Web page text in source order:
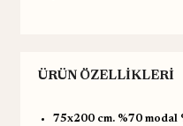
ÜRÜN ÖZELLIKLERI
75x200 cm. %70 modal